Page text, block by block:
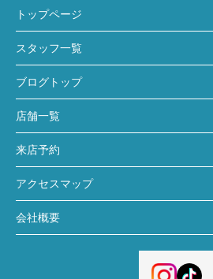
トップページ
スタッフ一覧
ブログトップ
店舗一覧
来店予約
アクセスマップ
会社概要